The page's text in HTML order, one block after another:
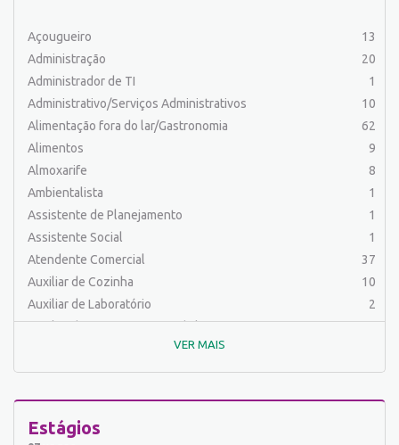
Açougueiro
13
Administração
20
Administrador de TI
1
Administrativo/Serviços Administrativos
10
Alimentação fora do lar/Gastronomia
62
Alimentos
9
Almoxarife
8
Ambientalista
1
Assistente de Planejamento
1
Assistente Social
1
Atendente Comercial
37
Auxiliar de Cozinha
10
Auxiliar de Laboratório
2
Auxiliar de Manutenção Predial
2
Auxiliar de Operações
25
Balconista
VER MAIS
Estágios